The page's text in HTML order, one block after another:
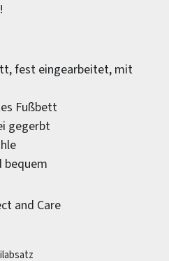
fest eingearbeitet, mit
Fußbett
gegerbt
bequem
and Care